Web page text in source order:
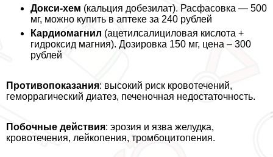
Докси-хем (кальция добезилат). Расфасовка — 500
мг, можно купить в аптеке за 240 рублей
Кардиомагнил (ацетилсалициловая кислота +
гидроксид магния). Дозировка 150 мг, цена – 300
рублей
Противопоказания: высокий риск кровотечений,
геморрагический диатез, печеночная недостаточность.
Побочные действия: эрозия и язва желудка,
кровотечения, лейкопения, тромбоцитопения.